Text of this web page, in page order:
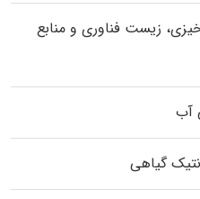
زیست فناوری و منابع
آب
گیاهی